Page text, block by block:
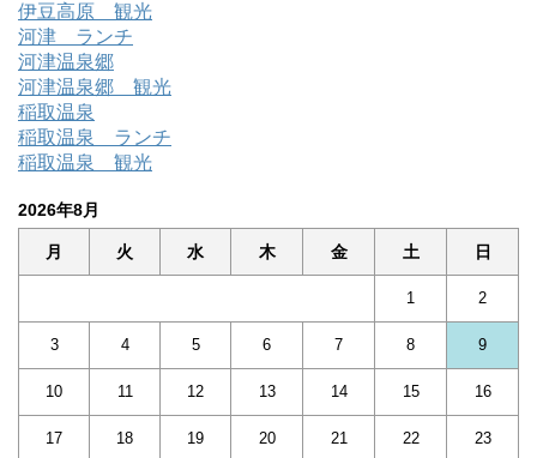
伊豆高原 観光
河津 ランチ
河津温泉郷
河津温泉郷 観光
稲取温泉
稲取温泉 ランチ
稲取温泉 観光
2026年8月
月 火 水 木 金 土 日
1 2
3 4 5 6 7 8 9
10 11 12 13 14 15 16
17 18 19 20 21 22 23